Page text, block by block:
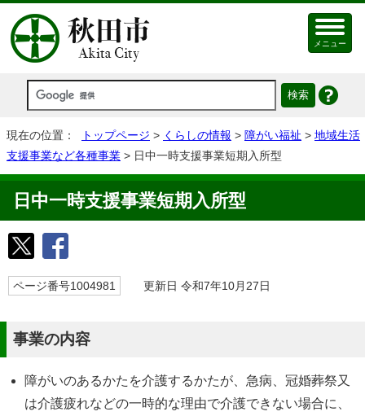
メニュー
現在の位置： トップページ > くらしの情報 > 障がい福祉 > 地域生活
支援事業など各種事業 > 日中一時支援事業短期入所型
日中一時支援事業短期入所型
ページ番号1004981 更新日 令和7年10月27日
事業の内容
障がいのあるかたを介護するかたが、急病、冠婚葬祭又
は介護疲れなどの一時的な理由で介護できない場合に、